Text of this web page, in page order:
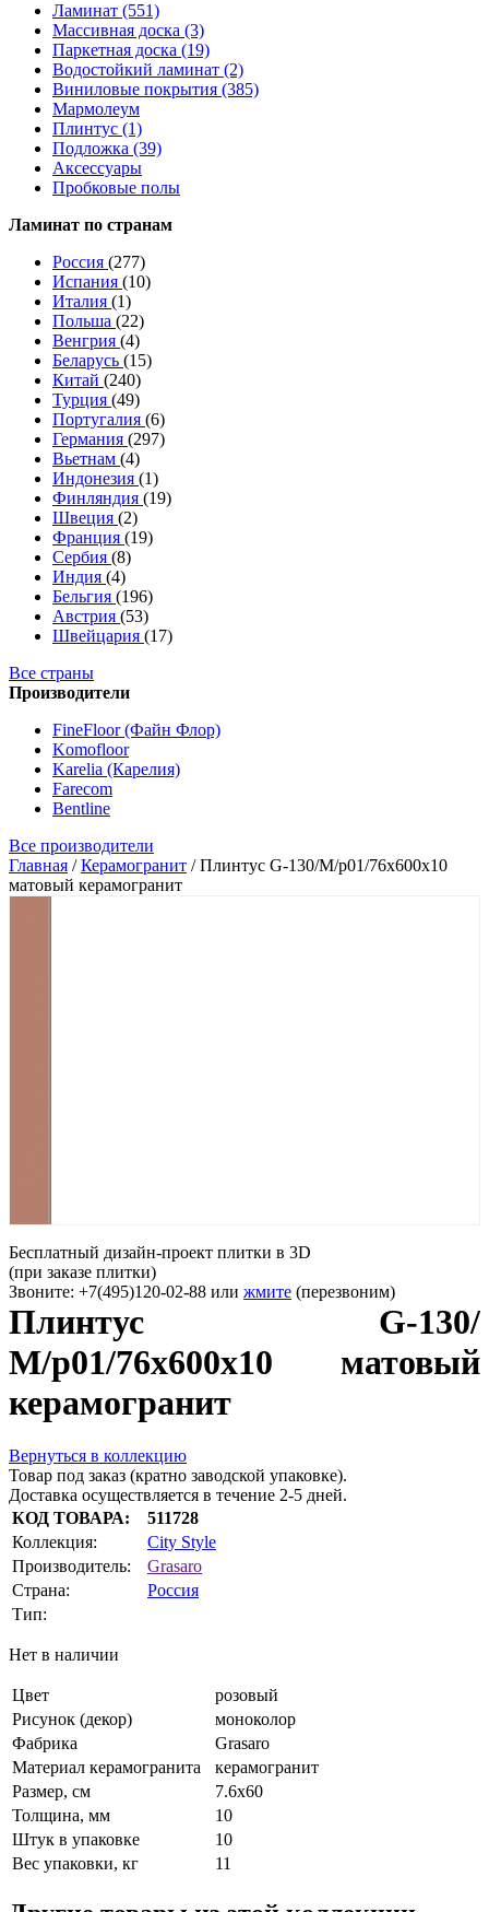
Ламинат (551)
Массивная доска (3)
Паркетная доска (19)
Водостойкий ламинат (2)
Виниловые покрытия (385)
Мармолеум
Плинтус (1)
Подложка (39)
Аксессуары
Пробковые полы
Ламинат по странам
Россия (277)
Испания (10)
Италия (1)
Польша (22)
Венгрия (4)
Беларусь (15)
Китай (240)
Турция (49)
Португалия (6)
Германия (297)
Вьетнам (4)
Индонезия (1)
Финляндия (19)
Швеция (2)
Франция (19)
Сербия (8)
Индия (4)
Бельгия (196)
Австрия (53)
Швейцария (17)
Все страны
Производители
FineFloor (Файн Флор)
Komofloor
Karelia (Карелия)
Farecom
Bentline
Все производители
Главная /Керамогранит /Плинтус G-130/М/p01/76x600x10
матовый керамогранит
Бесплатный дизайн-проект плитки в 3D
(при заказе плитки)
Звоните: +7(495)120-02-88 или жмите (перезвоним)
Плинтус G-130/
М/p01/76x600x10 матовый
керамогранит
Вернуться в коллекцию
Товар под заказ (кратно заводской упаковке).
Доставка осуществляется в течение 2-5 дней.
КОД ТОВАРА:
511728
Коллекция:
City Style
Производитель:
Grasaro
Страна:
Россия
Тип:
Нет в наличии
Цвет
розовый
Рисунок (декор)
моноколор
Фабрика
Grasaro
Материал керамогранита
керамогранит
Размер, см
7.6х60
Толщина, мм
10
Штук в упаковке
10
Вес упаковки, кг
11